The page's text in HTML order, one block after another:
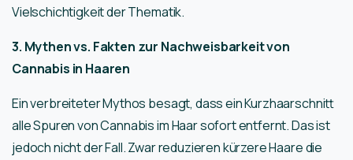
Vielschichtigkeit der Thematik.
3. Mythen vs. Fakten zur Nachweisbarkeit von
Cannabis in Haaren
Ein verbreiteter Mythos besagt, dass ein Kurzhaarschnitt
alle Spuren von Cannabis im Haar sofort entfernt. Das ist
jedoch nicht der Fall. Zwar reduzieren kürzere Haare die